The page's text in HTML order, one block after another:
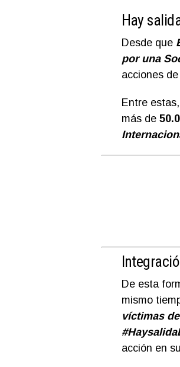
Hay
Desde que
por una
acciones
Entre
más de
De esta
mismo
víctimas
acción en